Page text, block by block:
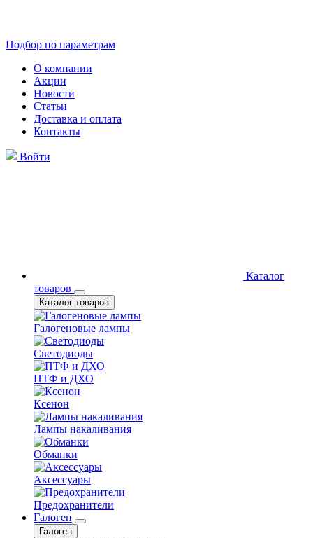
Подбор по параметрам
О компании
Акции
Новости
Статьи
Доставка и оплата
Контакты
Войти
Каталог
товаров
Каталог товаров
Галогеновые лампы
Светодиоды
ПТФ и ДХО
Ксенон
Лампы накаливания
Обманки
Аксессуары
Предохранители
Галоген
Галоген